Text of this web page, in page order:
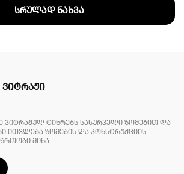
სრულად ნახვა
ვიტრაჟულ ტიხრებს სასურველი ზომებით და
ითვლება ზომების და კონსტრუქციის
მინა.